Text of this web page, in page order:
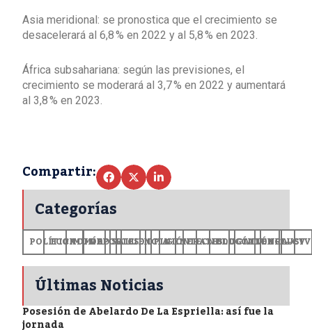
Asia meridional: se pronostica que el crecimiento se
desacelerará al 6,8 % en 2022 y al 5,8 % en 2023.
África subsahariana: según las previsiones, el
crecimiento se moderará al 3,7 % en 2022 y aumentará
al 3,8 % en 2023.
Compartir:
Categorías
POLÍTICA
ECONOMÍA
MUNDODEPORTES
SALUDCIENCIA
OPINIÓN
GENERALES
TECNOLOGÍA
EDUCACIÓN
CULTURA+CV
Últimas Noticias
Posesión de Abelardo De La Espriella: así fue la
jornada